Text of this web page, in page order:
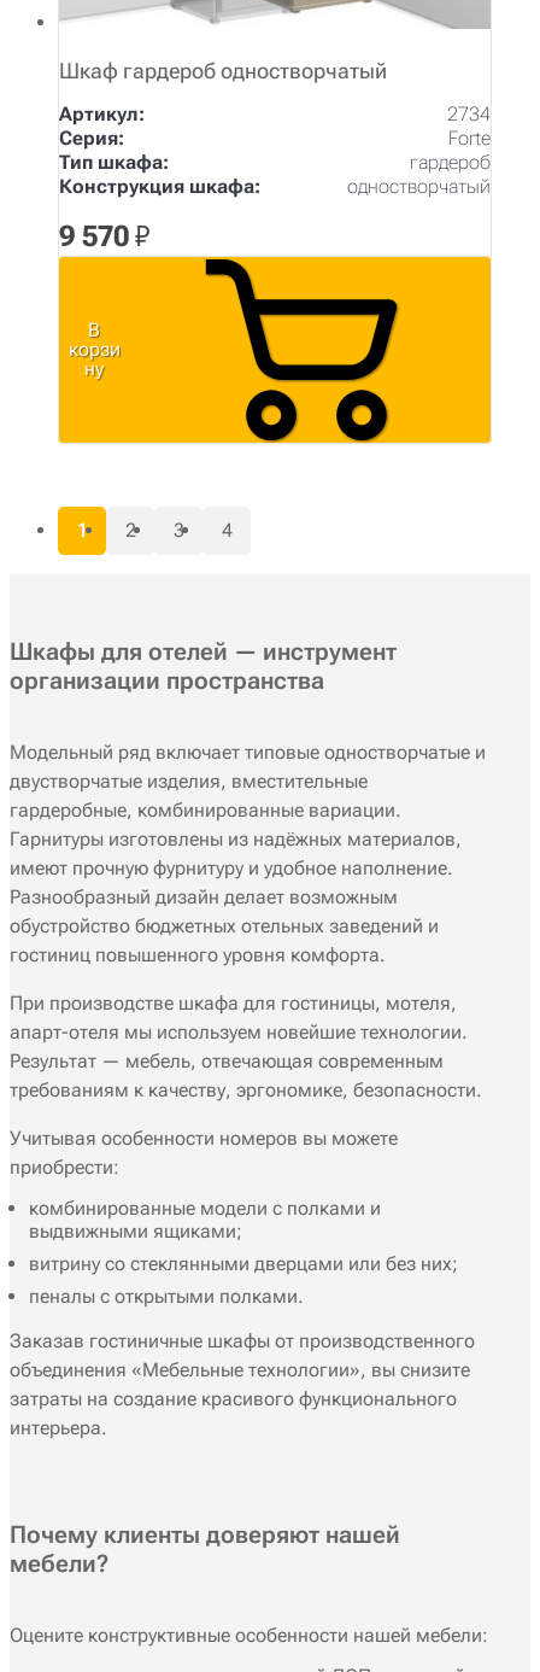
Шкаф гардероб одностворчатый
Артикул:
2734
Серия:
Forte
Тип шкафа:
гардероб
Конструкция шкафа:
одностворчатый
9 570₽
В
корзи
ну
1 2 3 4
Шкафы для отелей — инструмент
организации пространства
Модельный ряд включает типовые одностворчатые и
двустворчатые изделия, вместительные
гардеробные, комбинированные вариации.
Гарнитуры изготовлены из надёжных материалов,
имеют прочную фурнитуру и удобное наполнение.
Разнообразный дизайн делает возможным
обустройство бюджетных отельных заведений и
гостиниц повышенного уровня комфорта.
При производстве шкафа для гостиницы, мотеля,
апарт-отеля мы используем новейшие технологии.
Результат — мебель, отвечающая современным
требованиям к качеству, эргономике, безопасности.
Учитывая особенности номеров вы можете
приобрести:
комбинированные модели с полками и
выдвижными ящиками;
витрину со стеклянными дверцами или без них;
пеналы с открытыми полками.
Заказав гостиничные шкафы от производственного
объединения «Мебельные технологии», вы снизите
затраты на создание красивого функционального
интерьера.
Почему клиенты доверяют нашей
мебели?
Оцените конструктивные особенности нашей мебели: